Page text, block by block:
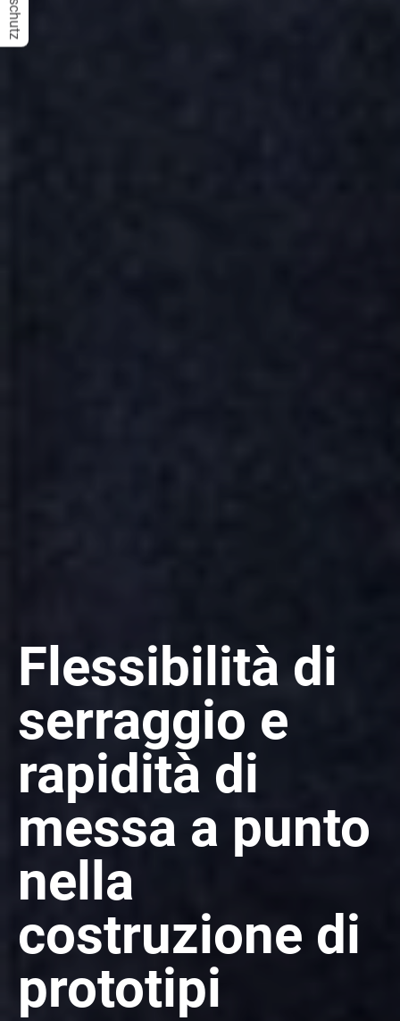
Flessibilità di
serraggio e
rapidità di
messa a punto
nella
costruzione di
prototipi